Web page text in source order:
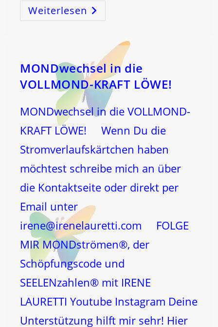
Weiterlesen WAAGE
VOLLMOND
MONDwechsel in die
VOLLMOND-KRAFT LÖWE!
MONDwechsel in die VOLLMOND-
KRAFT LÖWE! Wenn Du die
Stromverlaufskärtchen haben
möchtest schreibe mich an über
die Kontaktseite oder direkt per
Email unter
irene@irenelauretti.com FOLGE
MIR MONDströmen®, der
Schöpfungscode und
SEELENzahlen® mit IRENE
LAURETTI Youtube Instagram Deine
Unterstützung hilft mir sehr! Hier